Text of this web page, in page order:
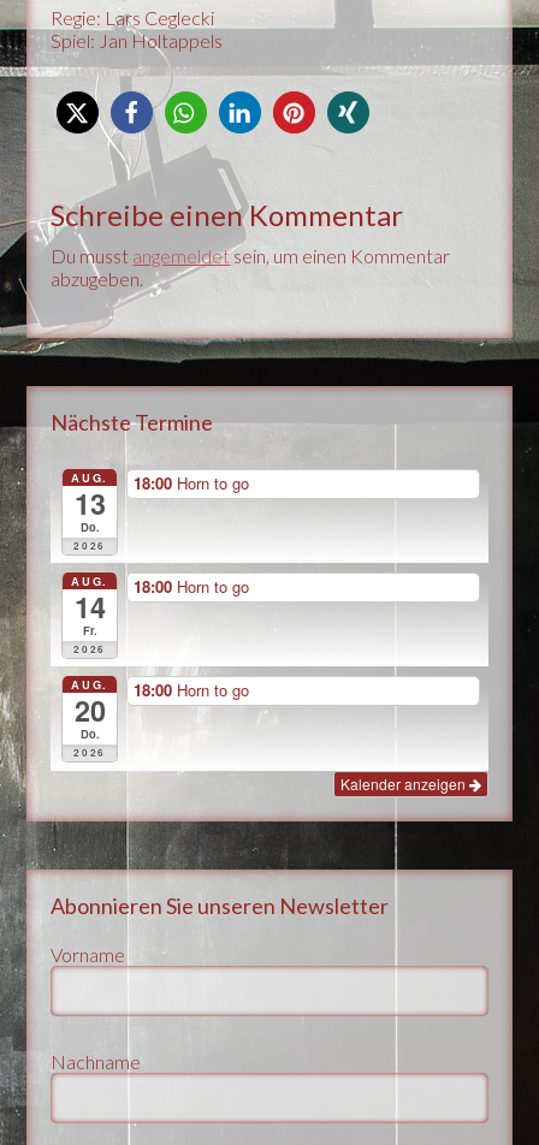
Regie: Lars Ceglecki
Spiel: Jan Holtappels
Schreibe einen Kommentar
Du musst angemeldetsein, um einen Kommentar
abzugeben.
Nächste Termine
AUG.
13
Do.
2026
18:00 Horn to go
AUG.
14
Fr.
2026
18:00 Horn to go
AUG.
20
Do.
2026
18:00 Horn to go
Kalender anzeigen
Abonnieren Sie unseren Newsletter
Vorname
Nachname